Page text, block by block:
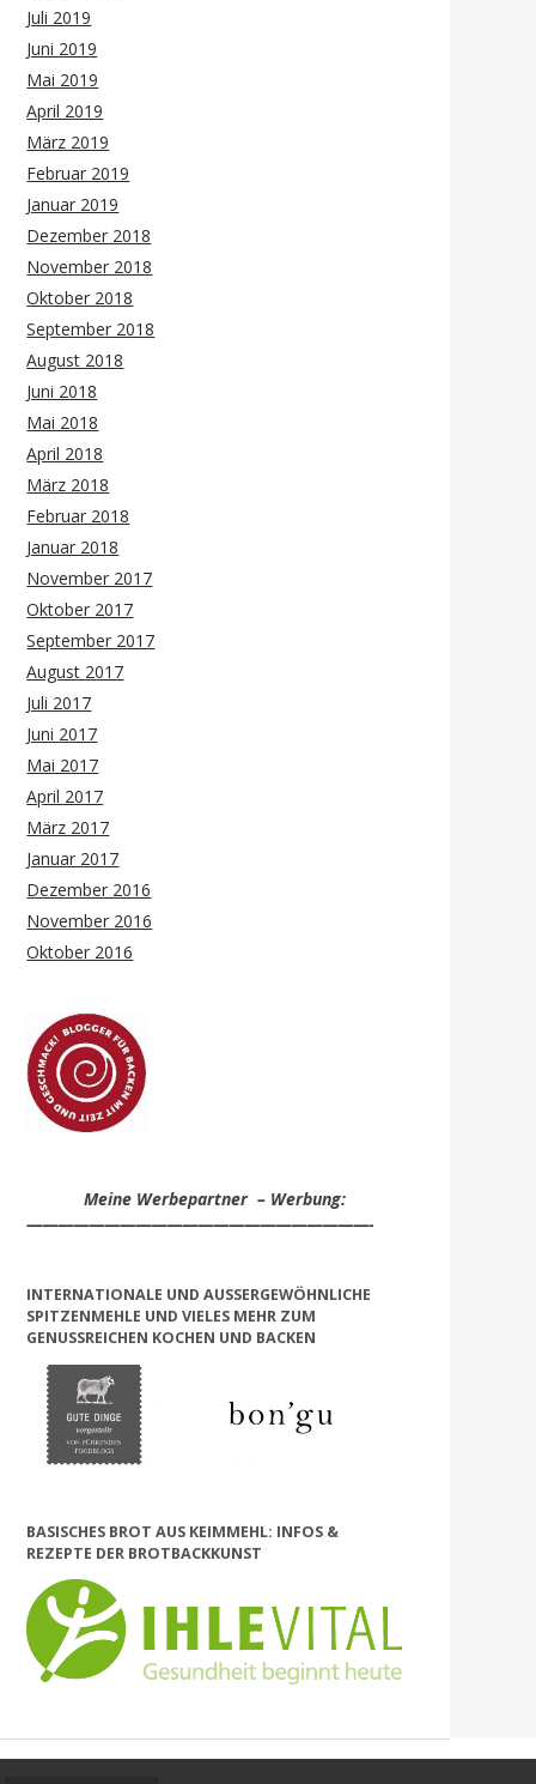
Juli 2019
Juni 2019
Mai 2019
April 2019
März 2019
Februar 2019
Januar 2019
Dezember 2018
November 2018
Oktober 2018
September 2018
August 2018
Juni 2018
Mai 2018
April 2018
März 2018
Februar 2018
Januar 2018
November 2017
Oktober 2017
September 2017
August 2017
Juli 2017
Juni 2017
Mai 2017
April 2017
März 2017
Januar 2017
Dezember 2016
November 2016
Oktober 2016
Meine Werbepartner – Werbung:
——————————————————————-
INTERNATIONALE UND AUSSERGEWÖHNLICHE S
PITZENMEHLE UND VIELES MEHR ZUM G
ENUSSREICHEN KOCHEN UND BACKEN
BASISCHES BROT AUS KEIMMEHL: INFOS &
REZEPTE DER BROTBACKKUNST